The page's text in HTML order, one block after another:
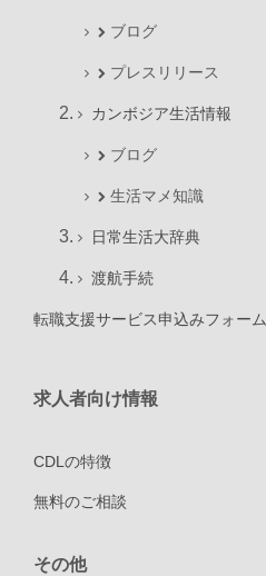
ブログ
プレスリリース
カンボジア生活情報
ブログ
生活マメ知識
日常生活大辞典
渡航手続
転職支援サービス申込みフォーム
求人者向け情報
CDLの特徴
無料のご相談
その他